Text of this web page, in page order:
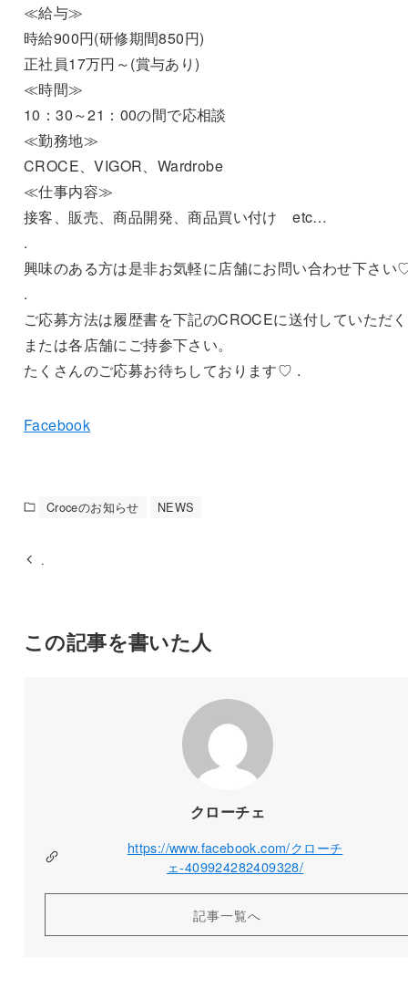
≪給与≫
時給900円(研修期間850円)
正社員17万円～(賞与あり)
≪時間≫
10：30～21：00の間で応相談
≪勤務地≫
CROCE、VIGOR、Wardrobe
≪仕事内容≫
接客、販売、商品開発、商品買い付け etc…
.
興味のある方は是非お気軽に店舗にお問い合わせ下さい
.
ご応募方法は履歴書を下記のCROCEに送付していただ
または各店舗にご持参下さい。
たくさんのご応募お待ちしております♡ .
Facebook
Croceのお知らせ NEWS
.
この記事を書いた人
クローチェ
https://www.facebook.com/クローチ
ェ-409924282409328/
記事一覧へ